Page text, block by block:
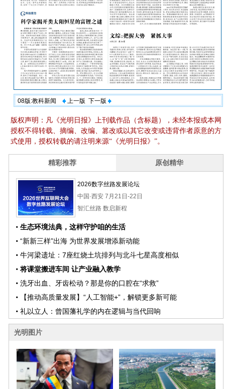
08版:教科新闻 上一版 下一版
版权声明：凡《光明日报》上刊载作品（含标题），未经本报或本网
授权不得转载、摘编、改编、篡改或以其它改变或违背作者原意的方
式使用，授权转载的请注明来源“《光明日报》”。